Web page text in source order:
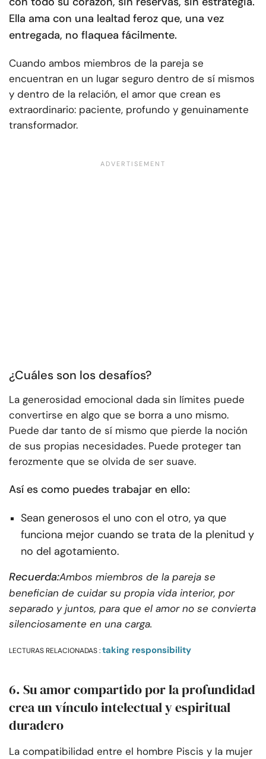
Ella ama con una lealtad feroz que, una vez
entregada, no flaquea fácilmente.
Cuando ambos miembros de la pareja se
encuentran en un lugar seguro dentro de sí mismos
y dentro de la relación, el amor que crean es
extraordinario: paciente, profundo y genuinamente
transformador.
¿Cuáles son los desafíos?
La generosidad emocional dada sin límites puede
convertirse en algo que se borra a uno mismo.
Puede dar tanto de sí mismo que pierde la noción
de sus propias necesidades. Puede proteger tan
ferozmente que se olvida de ser suave.
Así es como puedes trabajar en ello:
Sean generosos el uno con el otro, ya que
funciona mejor cuando se trata de la plenitud y
no del agotamiento.
Recuerda:Ambos miembros de la pareja se
benefician de cuidar su propia vida interior, por
separado y juntos, para que el amor no se convierta
silenciosamente en una carga.
LECTURAS RELACIONADAS :taking responsibility
6. Su amor compartido por la profundidad
crea un vínculo intelectual y espiritual
duradero
La compatibilidad entre el hombre Piscis y la mujer